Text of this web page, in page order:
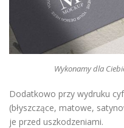
Wykonamy dla
Dodatkowo przy wydruku
(błyszczące, matowe,
je przed uszkodzeniami.